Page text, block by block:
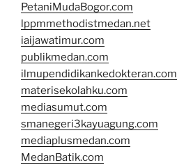
PetaniMudaBogor.com
lppmmethodistmedan.net
iaijawatimur.com
publikmedan.com
ilmupendidikankedokteran.com
materisekolahku.com
mediasumut.com
smanegeri3kayuagung.com
mediaplusmedan.com
MedanBatik.com